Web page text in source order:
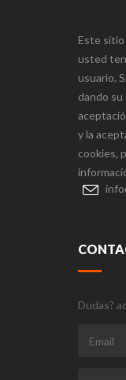
Este sitio
usted
usuario.
dando
y la
cookies,
Dudas?